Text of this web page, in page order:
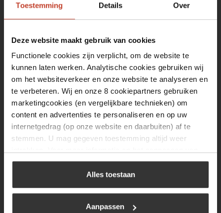
Toestemming Details Over
Deze website maakt gebruik van cookies
Functionele cookies zijn verplicht, om de website te
kunnen laten werken. Analytische cookies gebruiken wij
om het websiteverkeer en onze website te analyseren en
te verbeteren. Wij en onze 8 cookiepartners gebruiken
marketingcookies (en vergelijkbare technieken) om
content en advertenties te personaliseren en op uw
internetgedrag (op onze website en daarbuiten) af te
stemmen. U mag gegeven toestemming altijd weer
uw keuze op onze website verwijzen wij u naar ons
Alles toestaan
Aanpassen
Woensdag
Donderdag
08:00 tot 17:00
Vrijdag
08:00 tot 17:00
Zaterdag
09:30 tot 12:00
Zondag
Gesloten
Navigatie
BBQ
Brandstoffen
Verwarming